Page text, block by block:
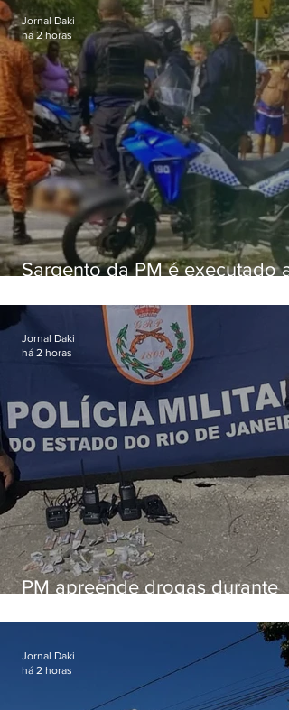
Sargento da PM é executado a
em Vaz Lobo
Jornal Daki
há 2 horas
PM apreende drogas durante
Jornal Daki
há 2 horas
Jornal Daki
há 2 horas